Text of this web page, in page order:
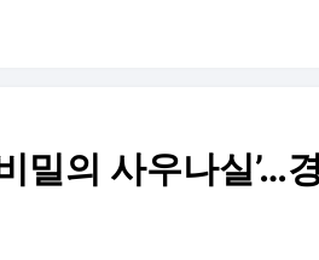
밀의 사우나실’…